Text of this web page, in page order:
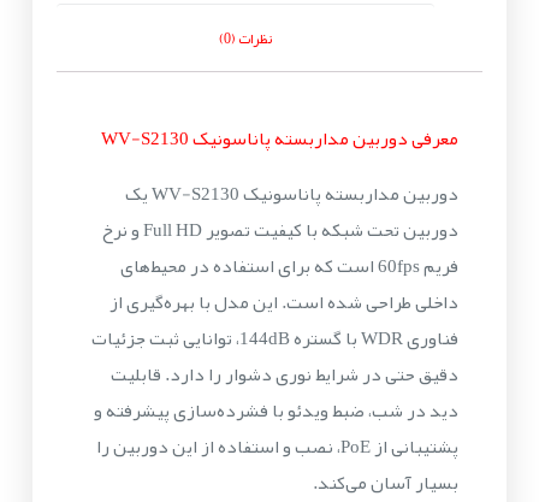
نظرات (0)
معرفی دوربین مداربسته پاناسونیک WV-S2130
دوربین مداربسته پاناسونیک WV-S2130 یک
دوربین تحت شبکه با کیفیت تصویر Full HD و نرخ
فریم 60fps است که برای استفاده در محیط‌های
داخلی طراحی شده است. این مدل با بهره‌گیری از
فناوری WDR با گستره 144dB، توانایی ثبت جزئیات
دقیق حتی در شرایط نوری دشوار را دارد. قابلیت
دید در شب، ضبط ویدئو با فشرده‌سازی پیشرفته و
پشتیبانی از PoE، نصب و استفاده از این دوربین را
بسیار آسان می‌کند.